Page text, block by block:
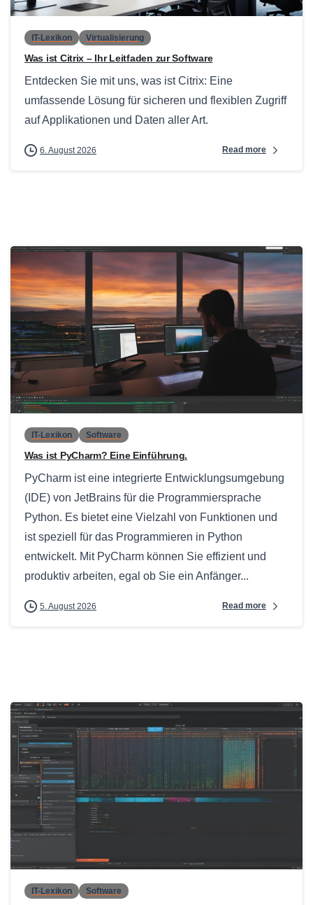
IT-Lexikon Virtualisierung
Was ist Citrix – Ihr Leitfaden zur Software
Entdecken Sie mit uns, was ist Citrix: Eine
umfassende Lösung für sicheren und flexiblen Zugriff
auf Applikationen und Daten aller Art.
6. August 2026 Read more
IT-Lexikon Software
Was ist PyCharm? Eine Einführung.
PyCharm ist eine integrierte Entwicklungsumgebung
(IDE) von JetBrains für die Programmiersprache
Python. Es bietet eine Vielzahl von Funktionen und
ist speziell für das Programmieren in Python
entwickelt. Mit PyCharm können Sie effizient und
produktiv arbeiten, egal ob Sie ein Anfänger...
5. August 2026 Read more
IT-Lexikon Software